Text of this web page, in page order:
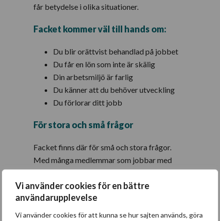
Vi använder cookies för en bättre
användarupplevelse
Vi använder cookies för att kunna se hur sajten används, göra
får betydelse i olika situationer.
Facket kommer väl till hands om:
Du blir orättvist behandlad på jobbet
Du får en lön som inte är skälig
Din arbetsmiljö är farlig
Du känner att du behöver utveckling
Du förlorar ditt jobb
För stora och små frågor
Facket finns där för små och stora frågor.
Med många medlemmar som jobbar med
utbildning på olika sätt är det lättare att
agera på ett starkt och effektivt vis. Du är en
av få på din arbetsplats. Men runtom i din
stad och i resten av landet finns det fler som